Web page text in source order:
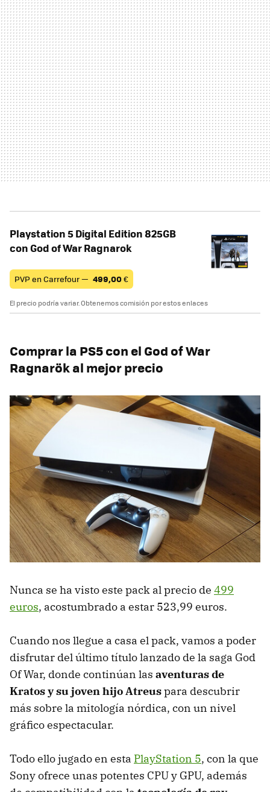
Playstation 5 Digital Edition 825GB
con God of War Ragnarok
PVP en Carrefour — 499,00€
El precio podría variar. Obtenemos comisión por estos enlaces
Comprar la PS5 con el God of War
Ragnarök al mejor precio
Nunca se ha visto este pack al precio de 499
euros, acostumbrado a estar 523,99 euros.
Cuando nos llegue a casa el pack, vamos a poder
disfrutar del último título lanzado de la saga God
Of War, donde continúan las aventuras de
Kratos y su joven hijo Atreuspara descubrir
más sobre la mitología nórdica, con un nivel
gráfico espectacular.
Todo ello jugado en esta PlayStation 5, con la que
Sony ofrece unas potentes CPU y GPU, además